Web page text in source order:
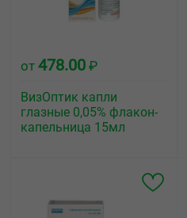
от 478.00 ₽
ВизОптик капли
глазные 0,05% флакон-
капельница 15мл